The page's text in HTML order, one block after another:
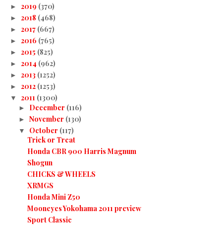
► 2019 (370)
► 2018 (468)
► 2017 (667)
► 2016 (765)
► 2015 (825)
► 2014 (962)
► 2013 (1252)
► 2012 (1253)
▼ 2011 (1300)
► December (116)
► November (130)
▼ October (117)
Trick or Treat
Honda CBR 900 Harris Magnum
Shogun
CHICKS & WHEELS
XRMGS
Honda Mini Z50
Mooneyes Yokohama 2011 preview
Sport Classic